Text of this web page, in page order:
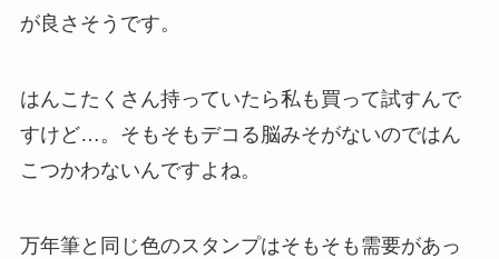
が良さそうです。
はんこたくさん持っていたら私も買って試すんで
すけど…。そもそもデコる脳みそがないのではん
こつかわないんですよね。
万年筆と同じ色のスタンプはそもそも需要があっ